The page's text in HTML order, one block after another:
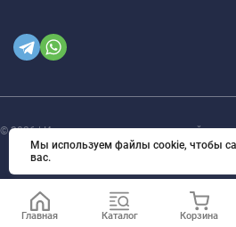
© 2026 | Интернет магазин инженерной
права
Главная Каталог Корзина
Мы используем файлы cookie, чтобы
вас.